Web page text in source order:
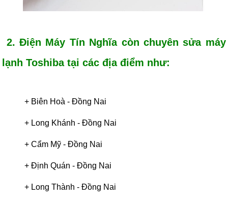
2. Điện Máy Tín Nghĩa còn chuyên sửa máy
lạnh Toshiba tại các địa điểm như:
+ Biên Hoà - Đồng Nai
+ Long Khánh - Đồng Nai
+Cẩm Mỹ - Đồng Nai
+Định Quán-Đồng Nai
+ Long Thành-Đồng Nai